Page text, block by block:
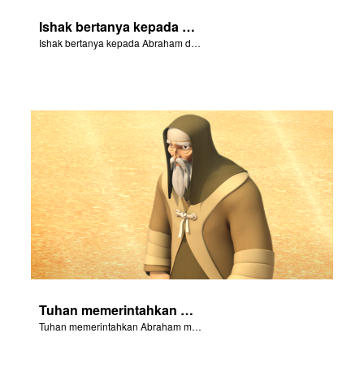
Ishak bertanya kepada Abraham di mana domba-domba itu untuk kurban bakaran.
Ishak bertanya kepada Abraham di mana domba-domba itu untuk kurban bakaran.
Tuhan memerintahkan Abraham membawa anaknya ke Moria
Tuhan memerintahkan Abraham membawa anaknya ke Moria